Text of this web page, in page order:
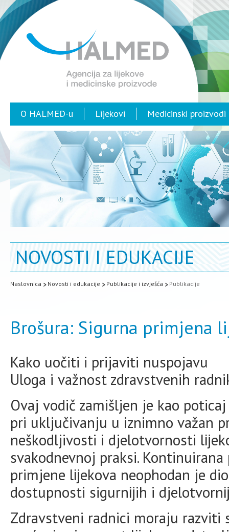
O HALMED-u Lijekovi Medicinski proizvodi
NOVOSTI I EDUKACIJE
Naslovnica Novosti i edukacije Publikacije i izvješća Publikacije
Brošura: Sigurna primjena
Kako uočiti i prijaviti nuspojavu
Uloga i važnost zdravstvenih
Ovaj vodič zamišljen je kao
pri uključivanju u iznimno važan
neškodljivosti i djelotvornosti
svakodnevnoj praksi.
primjene lĳekova neophodan je
dostupnosti sigurnĳih i
Zdravstveni radnici moraju razviti